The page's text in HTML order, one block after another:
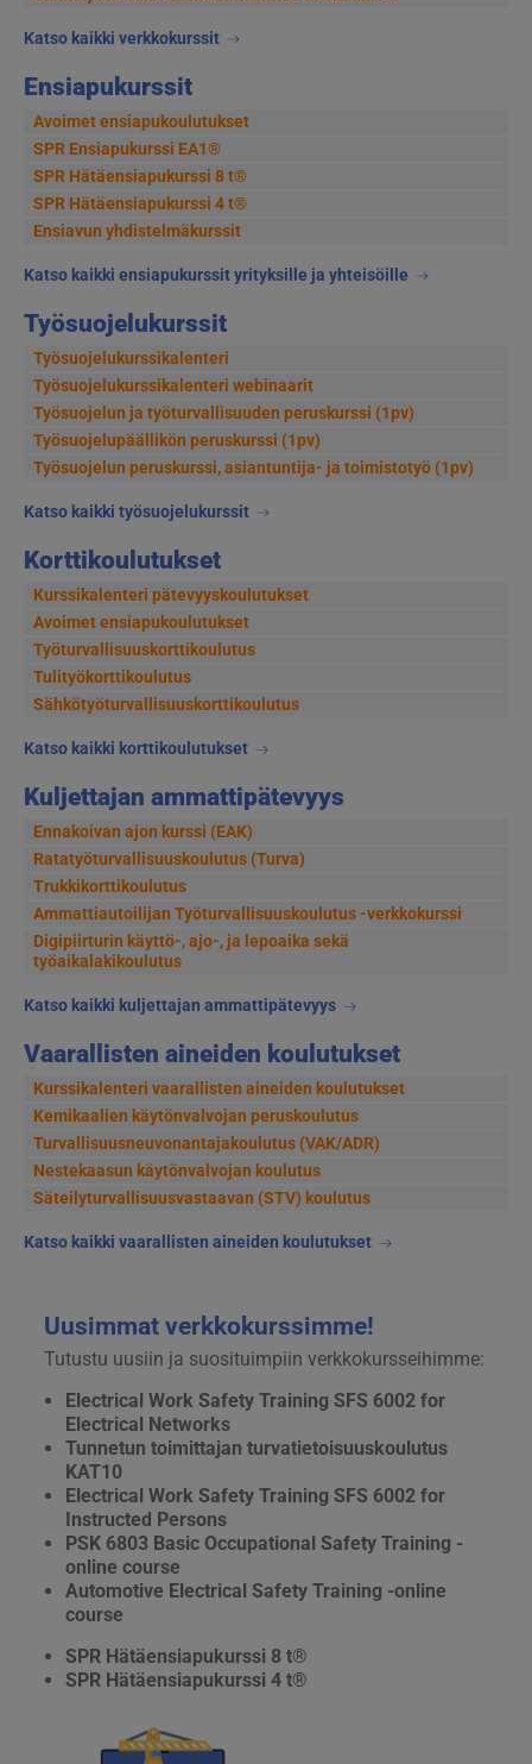
Katso kaikki verkkokurssit
Ensiapukurssit
Avoimet ensiapukoulutukset
SPR Ensiapukurssi EA1®
SPR Hätäensiapukurssi 8 t®
SPR Hätäensiapukurssi 4 t®
Ensiavun yhdistelmäkurssit
Katso kaikki ensiapukurssit yrityksille ja yhteisöille
Työsuojelukurssit
Työsuojelukurssikalenteri
Työsuojelukurssikalenteri webinaarit
Työsuojelun ja työturvallisuuden peruskurssi (1pv)
Työsuojelupäällikön peruskurssi (1pv)
Työsuojelun peruskurssi, asiantuntija- ja toimistotyö (1pv)
Katso kaikki työsuojelukurssit
Korttikoulutukset
Kurssikalenteri pätevyyskoulutukset
Avoimet ensiapukoulutukset
Työturvallisuuskorttikoulutus
Tulityökorttikoulutus
Sähkötyöturvallisuuskorttikoulutus
Katso kaikki korttikoulutukset
Kuljettajan ammattipätevyys
Ennakoivan ajon kurssi (EAK)
Ratatyöturvallisuuskoulutus (Turva)
Trukkikorttikoulutus
Ammattiautoilijan Työturvallisuuskoulutus -verkkokurssi
Digipiirturin käyttö-, ajo-, ja lepoaika sekä
työaikalakikoulutus
Katso kaikki kuljettajan ammattipätevyys
Vaarallisten aineiden koulutukset
Kurssikalenteri vaarallisten aineiden koulutukset
Kemikaalien käytönvalvojan peruskoulutus
Turvallisuusneuvonantajakoulutus (VAK/ADR)
Nestekaasun käytönvalvojan koulutus
Säteilyturvallisuusvastaavan (STV) koulutus
Katso kaikki vaarallisten aineiden koulutukset
Uusimmat verkkokurssimme!
Tutustu uusiin ja suosituimpiin verkkokursseihimme:
Electrical Work Safety Training SFS 6002 for
Electrical Networks
Tunnetun toimittajan turvatietoisuuskoulutus
KAT10
Electrical Work Safety Training SFS 6002 for
Instructed Persons
PSK 6803 Basic Occupational Safety Training -
online course
Automotive Electrical Safety Training -online
course
SPR Hätäensiapukurssi 8 t®
SPR Hätäensiapukurssi 4 t®